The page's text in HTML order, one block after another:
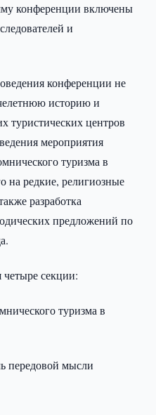
конференции включены
и
конференции не
историю и
туристических центров
мероприятия
туризма в
на редкие, религиозные
разработка
предложений по
секции:
туризма в
передовой мысли